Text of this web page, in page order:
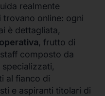
realmente
trovano online: ogni
è dettagliata,
, frutto di
composto da
al fianco di
e aspiranti titolari di